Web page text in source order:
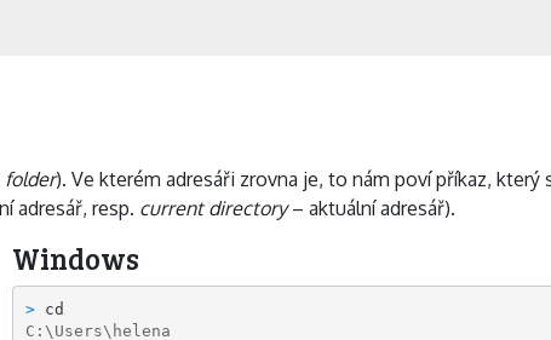
folder). Ve kterém adresáři zrovna je, to nám poví příkaz, který
adresář, resp. current directory– aktuální adresář).
Windows
>
C:\Users\helena